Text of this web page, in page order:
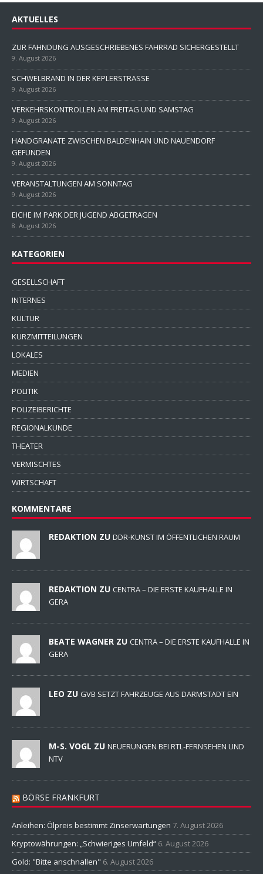
AKTUELLES
ZUR FAHNDUNG AUSGESCHRIEBENES FAHRRAD SICHERGESTELLT
9. August 2026
SCHWELBRAND IN DER KEPLERSTRASSE
9. August 2026
VERKEHRSKONTROLLEN AM FREITAG UND SAMSTAG
9. August 2026
HANDGRANATE ZWISCHEN BALDENHAIN UND NAUENDORF
GEFUNDEN
9. August 2026
VERANSTALTUNGEN AM SONNTAG
9. August 2026
EICHE IM PARK DER JUGEND ABGETRAGEN
8. August 2026
KATEGORIEN
GESELLSCHAFT
INTERNES
KULTUR
KURZMITTEILUNGEN
LOKALES
MEDIEN
POLITIK
POLIZEIBERICHTE
REGIONALKUNDE
THEATER
VERMISCHTES
WIRTSCHAFT
KOMMENTARE
REDAKTION ZU DDR-KUNST IM ÖFFENTLICHEN RAUM
REDAKTION ZU CENTRA – DIE ERSTE KAUFHALLE IN
GERA
BEATE WAGNER ZU CENTRA – DIE ERSTE KAUFHALLE IN
GERA
LEO ZU GVB SETZT FAHRZEUGE AUS DARMSTADT EIN
M-S. VOGL ZU NEUERUNGEN BEI RTL-FERNSEHEN UND
NTV
BÖRSE FRANKFURT
Anleihen: Ölpreis bestimmt Zinserwartungen 7. August 2026
Kryptowährungen: „Schwieriges Umfeld“ 6. August 2026
Gold: "Bitte anschnallen" 6. August 2026